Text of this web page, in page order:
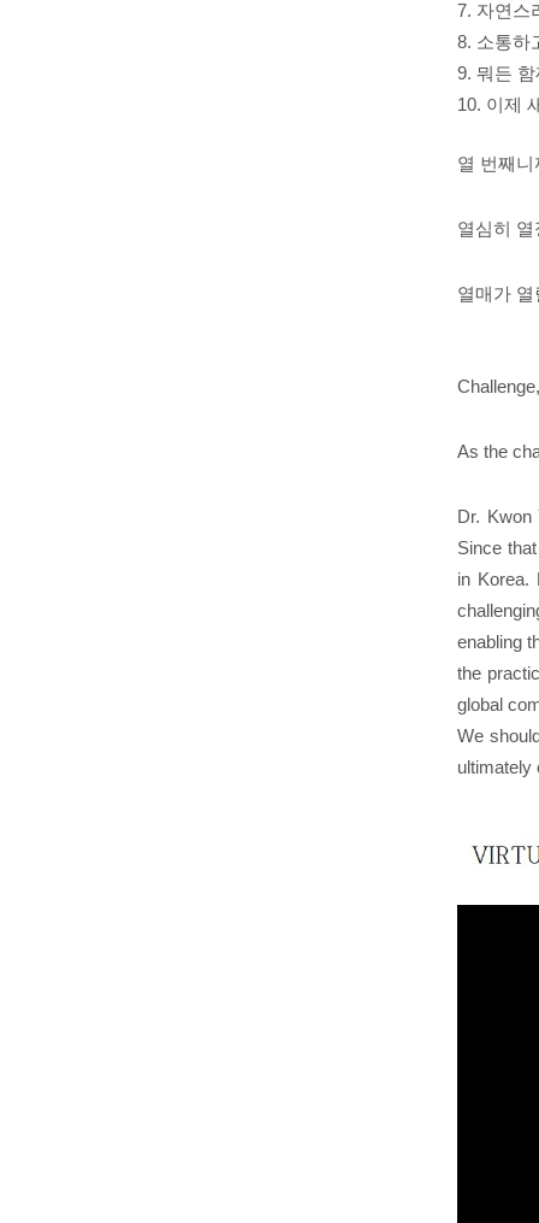
7. 자연스
8. 소통하
9. 뭐든
10. 이제
열 번째
열심히
열매가
As the
Dr. Kwon
Since
in Korea.
enabling
the
global
We
ultimately